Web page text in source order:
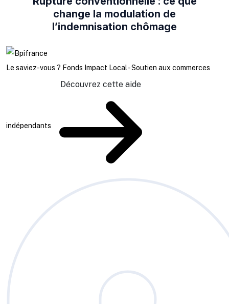
change la modulation de
l’indemnisation chômage
Le saviez-vous ? Fonds Impact Local - Soutien aux commerces
indépendants
Découvrez cette aide